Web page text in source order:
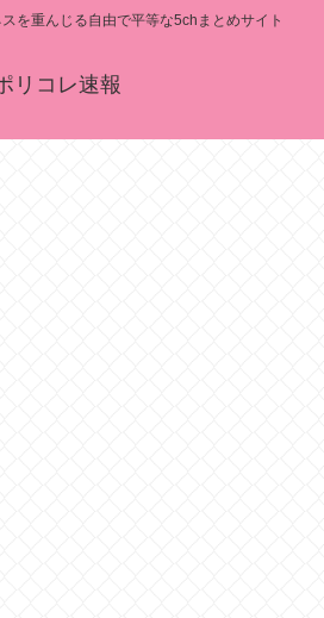
を重んじる自由で平等な5chまとめサイト
リコレ速報